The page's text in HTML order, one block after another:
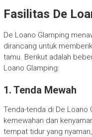
Fasilitas De
De Loano Glamping
dirancang untuk
tamu. Berikut adalah
Loano Glamping:
1. Tenda Mewah
Tenda-tenda di De Loano
kemewahan dan
tempat tidur yang